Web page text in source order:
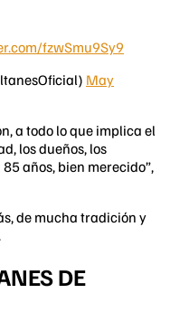
fzwSmu9Sy9
May
a todo lo que implica el
los dueños, los
años, bien merecido”,
de mucha tradición y
DE